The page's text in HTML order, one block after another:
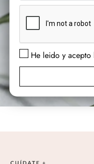
He leido y